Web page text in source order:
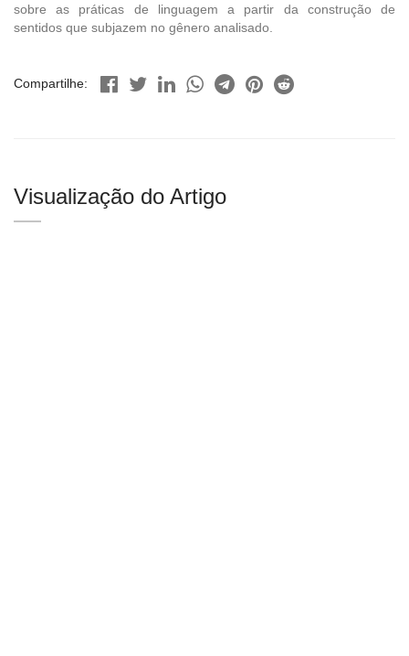
sobre as práticas de linguagem a partir da construção de
sentidos que subjazem no gênero analisado.
Compartilhe:
Visualização do Artigo